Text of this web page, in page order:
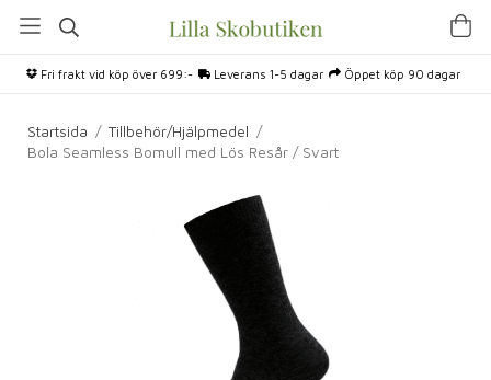
Fri frakt vid köp över 699:- Leverans 1-5 dagar Öppet köp 90 dagar
Startsida / Tillbehör/Hjälpmedel /
Bola Seamless Bomull med Lös Resår / Svart